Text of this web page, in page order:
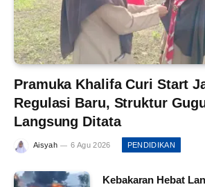
Pramuka Khalifa Curi Start
Regulasi Baru, Struktur
Langsung Ditata
Aisyah 6 Agu 2026 PENDIDIKAN
Kebakaran Hebat